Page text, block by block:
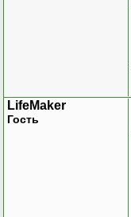
LifeMaker
Гость